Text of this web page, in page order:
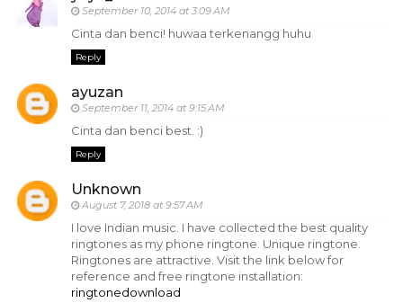
September 10, 2014 at 3:09 AM
Cinta dan benci! huwaa terkenangg huhu
Reply
ayuzan
September 11, 2014 at 9:15 AM
Cinta dan benci best. :)
Reply
Unknown
August 7, 2018 at 9:57 AM
I love Indian music. I have collected the best quality
ringtones as my phone ringtone. Unique ringtone.
Ringtones are attractive. Visit the link below for
reference and free ringtone installation:
ringtonedownload